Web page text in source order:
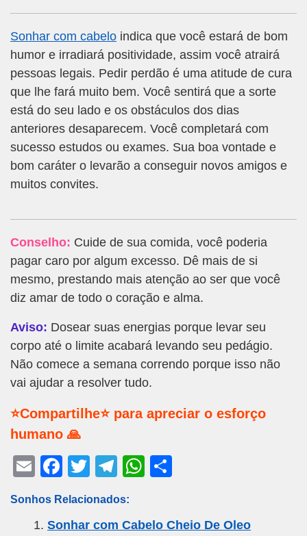
Sonhar com cabelo indica que você estará de bom
humor e irradiará positividade, assim você atrairá
pessoas legais. Pedir perdão é uma atitude de cura
que lhe fará muito bem. Você sentirá que a sorte
está do seu lado e os obstáculos dos dias
anteriores desaparecem. Você completará com
sucesso estudos ou exames. Sua boa vontade e
bom caráter o levarão a conseguir novos amigos e
muitos convites.
Conselho: Cuide de sua comida, você poderia
pagar caro por algum excesso. Dê mais de si
mesmo, prestando mais atenção ao ser que você
diz amar de todo o coração e alma.
Aviso: Dosear suas energias porque levar seu
corpo até o limite acabará levando seu pedágio.
Não comece a semana correndo porque isso não
vai ajudar a resolver tudo.
⭐Compartilhe⭐ para apreciar o esforço
humano 🙏
E
ail
F
c
T
tt
T
e
W
Sonhos Relacionados:
Sonhar com Cabelo Cheio De Oleo